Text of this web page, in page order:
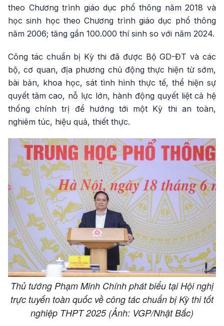
theo Chương trình giáo dục phổ thông năm 2018 và
học sinh học theo Chương trình giáo dục phổ thông
năm 2006; tăng gần 100.000 thí sinh so với năm 2024.
Công tác chuẩn bị Kỳ thi đã được Bộ GD-ĐT và các
bộ, cơ quan, địa phương chủ động thực hiện từ sớm,
bài bản, khoa học, sát tình hình thực tế, thể hiện sự
quyết tâm cao, nỗ lực lớn, hành động quyết liệt cả hệ
thống chính trị để hướng tới một Kỳ thi an toàn,
nghiêm túc, hiệu quả, thiết thực.
Thủ tướng Phạm Minh Chính phát biểu tại Hội nghị
trực tuyến toàn quốc về công tác chuẩn bị Kỳ thi tốt
nghiệp THPT 2025 (Ảnh: VGP/Nhật Bắc)